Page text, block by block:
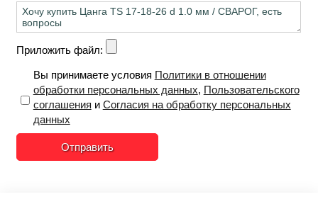
Приложить файл:
Вы принимаете условия Политики в отношении
обработки персональных данных, Пользовательского
соглашения и Согласия на обработку персональных
данных
Отправить